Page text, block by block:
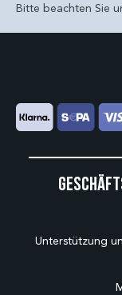
Bitte beachten Sie
Unterstützung